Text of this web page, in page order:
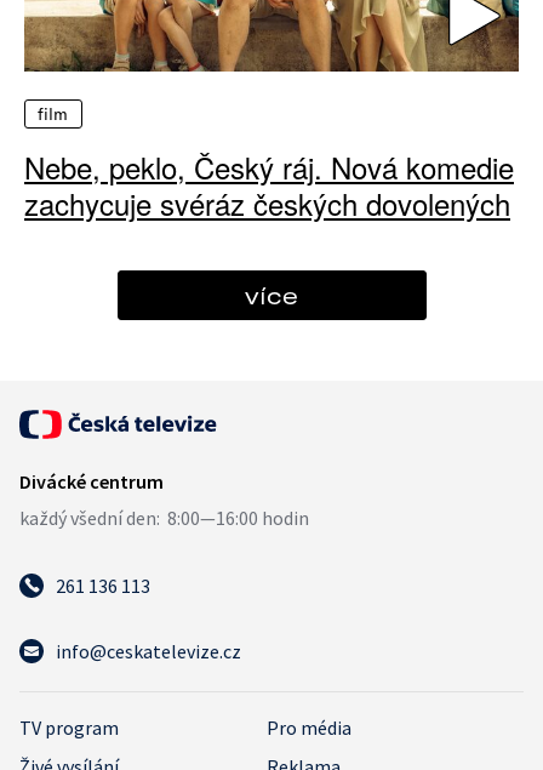
film
Nebe, peklo, Český ráj. Nová komedie
zachycuje svéráz českých dovolených
více
261 136 113
info@ceskatelevize.cz
TV program
Pro média